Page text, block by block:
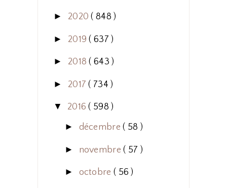
► 2020( 848 )
► 2019( 637 )
► 2018( 643 )
► 2017( 734 )
▼ 2016( 598 )
► décembre( 58 )
► novembre( 57 )
► octobre ( 56 )